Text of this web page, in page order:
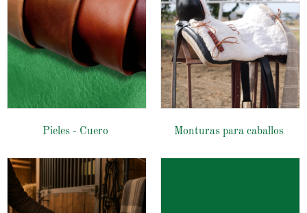
Pieles - Cuero Monturas para caballos